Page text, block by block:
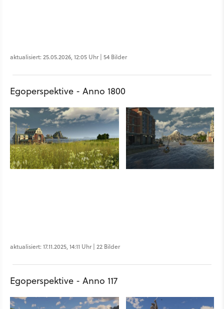
aktualisiert: 25.05.2026, 12:05 Uhr | 54 Bilder
Egoperspektive - Anno 1800
aktualisiert: 17.11.2025, 14:11 Uhr | 22 Bilder
Egoperspektive - Anno 117